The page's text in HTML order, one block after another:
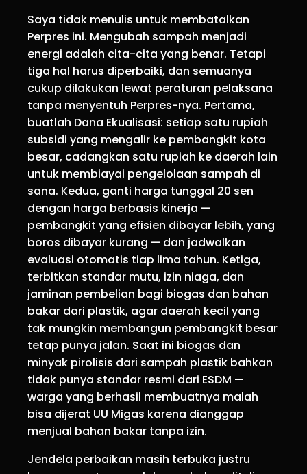
Saya tidak menulis untuk membatalkan
Perpres ini. Mengubah sampah menjadi
energi adalah cita-cita yang benar. Tetapi
tiga hal harus diperbaiki, dan semuanya
cukup dilakukan lewat peraturan pelaksana
tanpa menyentuh Perpres-nya. Pertama,
buatlah Dana Ekualisasi: setiap satu rupiah
subsidi yang mengalir ke pembangkit kota
besar, cadangkan satu rupiah ke daerah lain
untuk membiayai pengelolaan sampah di
sana. Kedua, ganti harga tunggal 20 sen
dengan harga berbasis kinerja —
pembangkit yang efisien dibayar lebih, yang
boros dibayar kurang — dan jadwalkan
evaluasi otomatis tiap lima tahun. Ketiga,
terbitkan standar mutu, izin niaga, dan
jaminan pembelian bagi biogas dan bahan
bakar dari plastik, agar daerah kecil yang
tak mungkin membangun pembangkit besar
tetap punya jalan. Saat ini biogas dan
minyak pirolisis dari sampah plastik bahkan
tidak punya standar resmi dari ESDM —
warga yang berhasil membuatnya malah
bisa dijerat UU Migas karena dianggap
menjual bahan bakar tanpa izin.
Jendela perbaikan masih terbuka justru